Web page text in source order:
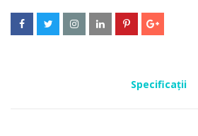
     
Specificații